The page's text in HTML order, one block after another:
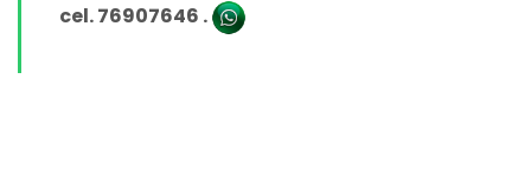
cel. 76907646 .